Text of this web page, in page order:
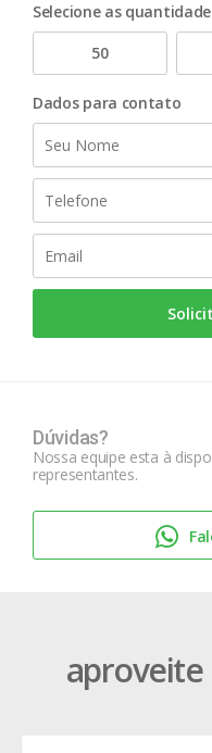
Selecione as
50
Dados para contato
Dúvidas?
Nossa equipe esta à
representantes.
aproveite